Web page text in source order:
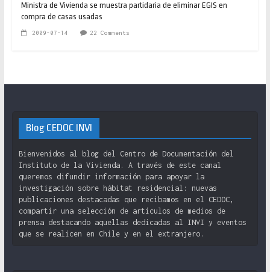
Ministra de Vivienda se muestra partidaria de eliminar EGIS en
compra de casas usadas
2009-07-14 22 Comments
Blog CEDOC INVI
Bienvenidos al blog del Centro de Documentación del
Instituto de la Vivienda. A través de este canal
queremos difundir información para apoyar la
investigación sobre hábitat residencial: nuevas
publicaciones destacadas que recibamos en el CEDOC,
compartir una selección de artículos de medios de
prensa destacando aquellas dedicadas al INVI y eventos
que se realicen en Chile y en el extranjero.